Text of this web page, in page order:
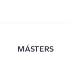
MÁSTERS